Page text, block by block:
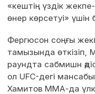
«кештің үздік
өнер көрсетуі» үшін
Фергюсон соңғы
тамызында өткізіп,
раундта сабмишн
ол UFC-дегі
Хамитов ММА-да